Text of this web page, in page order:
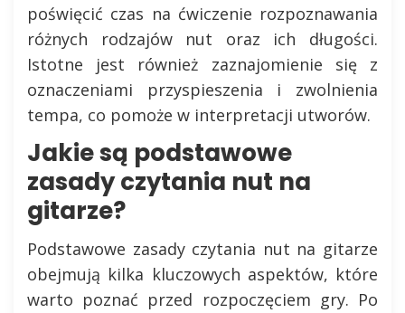
poświęcić czas na ćwiczenie rozpoznawania
różnych rodzajów nut oraz ich długości.
Istotne jest również zaznajomienie się z
oznaczeniami przyspieszenia i zwolnienia
tempa, co pomoże w interpretacji utworów.
Jakie są podstawowe
zasady czytania nut na
gitarze?
Podstawowe zasady czytania nut na gitarze
obejmują kilka kluczowych aspektów, które
warto poznać przed rozpoczęciem gry. Po